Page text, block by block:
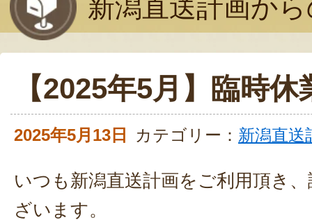
新潟直送計画か
【2025年5月】臨時
2025年5月13日 カテゴリー： 新潟直送
いつも新潟直送計画をご利用頂き
ざいます。